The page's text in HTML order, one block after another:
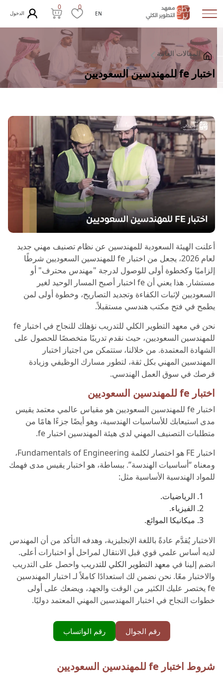
EN
0
0
الدخول
المقالات العامة
اختبار fe للمهندسين السعوديين
أعلنت الهيئة السعودية للمهندسين عن نظام تصنيف مهني جديد
لعام 2026، يجعل من اختبار fe للمهندسين السعوديين شرطًا
إلزاميًا وكخطوة أولى للوصول لدرجة "مهندس محترف" أو
مستشار. هذا يعني أن fe اختبار أصبح المسار الوحيد لغير
السعوديين لإثبات الكفاءة وتجديد التصاريح، وخطوة أولى لمن
يطمح في فتح مكتب هندسي مستقبلاً.
نحن في معهد التطوير الكلي للتدريب نؤهلك للنجاح في اختبار fe
للمهندسين السعوديين، حيث نقدم تدريبًا متخصصًا للحصول على
الشهادة المعتمدة. من خلالنا، ستتمكن من اجتياز اختبار
المهندسين المهني بكل ثقة، لتطور مسارك الوظيفي وزيادة
فرصك في سوق العمل الهندسي.
اختبار fe للمهندسين السعوديين
اختبار fe للمهندسين السعوديين هو مقياس عالمي معتمد يقيس
مدى استيعابك للأساسيات الهندسية، وهو أيضًا جزءًا هامًا من
متطلبات التصنيف المهني لدى هيئة المهندسين اختبار fe.
اختبار FE هو اختصار لكلمة Fundamentals of Engineering،
ومعناه “أساسيات الهندسة”. ببساطة، هو اختبار يقيس مدى فهمك
للمواد الهندسية الأساسية مثل:
الرياضيات.
الفيزياء.
ميكانيكا الموائع.
الاختبار يُقدَّم عادةً باللغة الإنجليزية، وهدفه التأكد من أن المهندس
لديه أساس علمي قوي قبل الانتقال لمراحل أو اختبارات أعلى.
انضم إلينا في معهد التطوير الكلي للتدريب واحصل على التدريب
والاختبار معًا. نحن نضمن لك استعدادًا كاملاً لـ اختبار المهندسين
fe يختصر عليك الكثير من الوقت والجهد، ويضعك على أولى
خطوات النجاح في اختبار المهندسين المهني المعتمد دوليًا.
رقم الجوال رقم الواتساب
شروط اختبار fe للمهندسين السعوديين